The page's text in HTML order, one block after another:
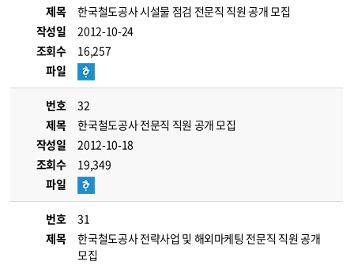
제목
한국철도공사 시설물 점검 전문직 직원 공개 모집
작성일
2012-10-24
조회수
16,257
파일
번호
32
제목
한국철도공사 전문직 직원 공개 모집
작성일
2012-10-18
조회수
19,349
파일
번호
31
제목
한국철도공사 전략사업 및 해외마케팅 전문직 직원 공개
모집